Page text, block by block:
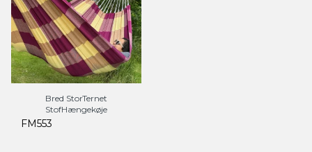
Bred StorTernet
StofHængekøje
FM553